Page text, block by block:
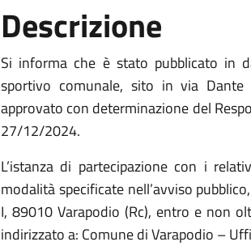
Descrizione
Si informa che è stato pubblicato in
sportivo comunale, sito in via Dante
approvato con determinazione del
27/12/2024.
L’istanza di partecipazione con i
modalità specificate nell’avviso
I, 89010 Varapodio (Rc), entro e non
indirizzato a: Comune di Varapodio –